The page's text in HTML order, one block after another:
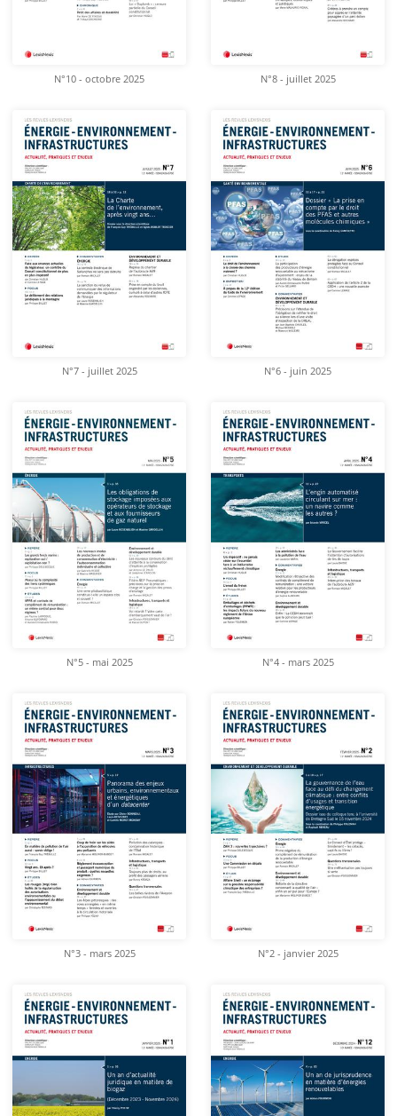
N°10 - octobre 2025 N°8 - juillet 2025
N°7 - juillet 2025 N°6 - juin 2025
N°5 - mai 2025 N°4 - mars 2025
N°3 - mars 2025 N°2 - janvier 2025